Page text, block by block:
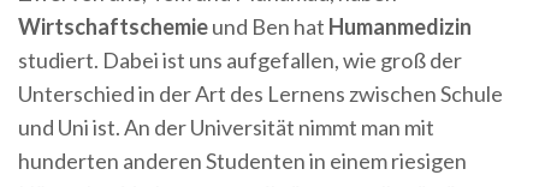
Wirtschaftschemieund Ben hat Humanmedizin
studiert. Dabei ist uns aufgefallen, wie groß der
Unterschied in der Art des Lernens zwischen Schule
und Uni ist. An der Universität nimmt man mit
hunderten anderen Studenten in einem riesigen